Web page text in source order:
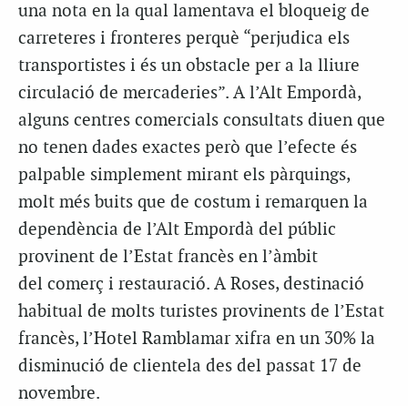
una nota en la qual lamentava el bloqueig de
carreteres i fronteres perquè “perjudica els
transportistes i és un obstacle per a la lliure
circulació de mercaderies”. A l’Alt Empordà,
alguns centres comercials consultats diuen que
no tenen dades exactes però que l’efecte és
palpable simplement mirant els pàrquings,
molt més buits que de costum i remarquen la
dependència de l’Alt Empordà del públic
provinent de l’Estat francès en l’àmbit
del comerç i restauració. A Roses, destinació
habitual de molts turistes provinents de l’Estat
francès, l’Hotel Ramblamar xifra en un 30% la
disminució de clientela des del passat 17 de
novembre.